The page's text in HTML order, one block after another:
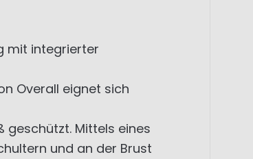
mit integrierter
Overall eignet sich
geschützt. Mittels eines
und an der Brust